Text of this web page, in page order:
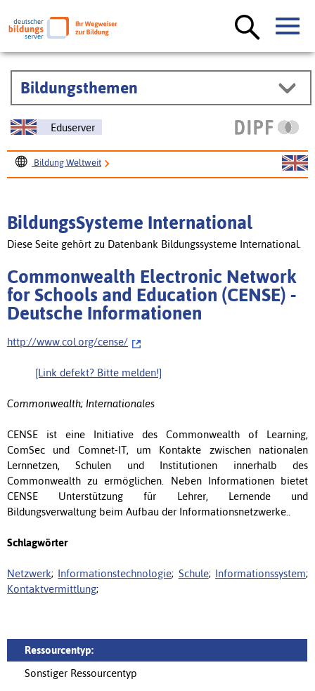
Bildungsthemen
Eduserver
Bildung Weltweit
Education (CENSE)
BildungsSysteme International
Diese Seite gehört zu Datenbank Bildungssysteme International.
Commonwealth Electronic Network
for Schools and Education (CENSE) -
Deutsche Informationen
http://www.col.org/cense/
[Link defekt? Bitte melden!]
Commonwealth; Internationales
CENSE ist eine Initiative des Commonwealth of Learning,
ComSec und Comnet-IT, um Kontakte zwischen nationalen
Lernnetzen, Schulen und Institutionen innerhalb des
Commonwealth zu ermöglichen. Neben Informationen bietet
CENSE Unterstützung für Lehrer, Lernende und
Bildungsverwaltung beim Aufbau der Informationsnetzwerke..
Schlagwörter
Netzwerk; Informationstechnologie; Schule; Informationssystem;
Kontaktvermittlung;
Ressourcentyp:
Sonstiger Ressourcentyp